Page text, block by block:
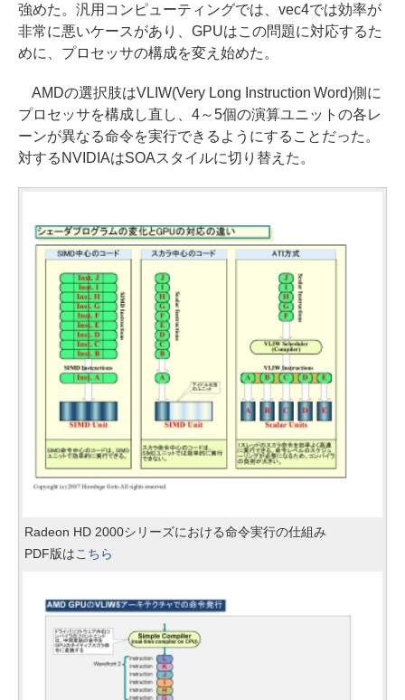
強めた。汎用コンピューティングでは、vec4では効率が
非常に悪いケースがあり、GPUはこの問題に対応するた
めに、プロセッサの構成を変え始めた。
AMDの選択肢はVLIW(Very Long Instruction Word)側に
プロセッサを構成し直し、4～5個の演算ユニットの各レ
ーンが異なる命令を実行できるようにすることだった。
対するNVIDIAはSOAスタイルに切り替えた。
Radeon HD 2000シリーズにおける命令実行の仕組み
PDF版はこちら